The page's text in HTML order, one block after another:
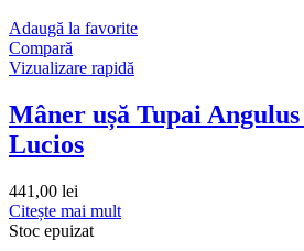
Adaugă la favorite
Compară
Vizualizare rapidă
Mâner ușă Tupai
Lucios
441,00 lei
Citește mai mult
Stoc epuizat